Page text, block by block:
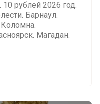
рублей 2026 год.
Барнаул.
Магадан.